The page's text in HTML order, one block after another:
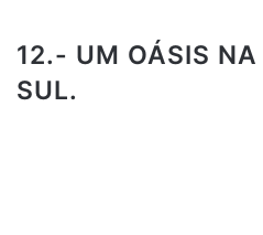
12.- UM OÁSIS
SUL.